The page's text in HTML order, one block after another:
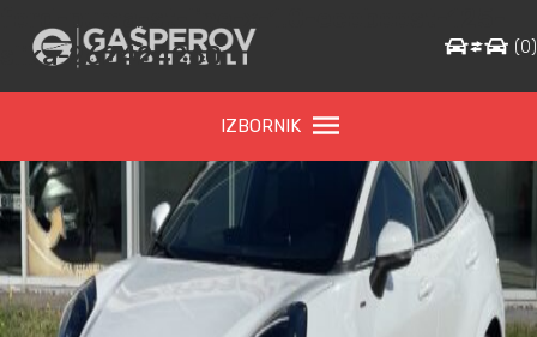
IZBORNIK
(0)
ford-puma-st-line-x-1.0-ecoboost-125-
slika-262424260